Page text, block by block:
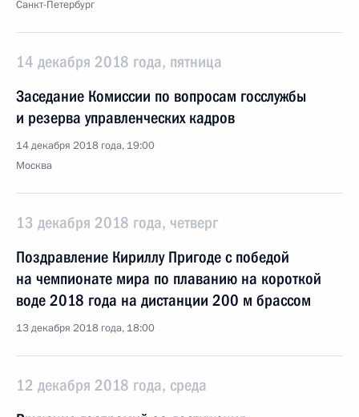
Санкт-Петербург
14 декабря 2018 года, пятница
Заседание Комиссии по вопросам госслужбы
и резерва управленческих кадров
14 декабря 2018 года, 19:00
Москва
13 декабря 2018 года, четверг
Поздравление Кириллу Пригоде с победой
на чемпионате мира по плаванию на короткой
воде 2018 года на дистанции 200 м брассом
13 декабря 2018 года, 18:00
12 декабря 2018 года, среда